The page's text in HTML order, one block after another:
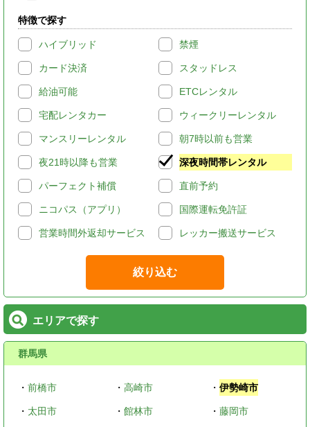
特徴で探す
ハイブリッド 禁煙
カード決済 スタッドレス
給油可能 ETCレンタル
宅配レンタカー ウィークリーレンタル
マンスリーレンタル 朝7時以前も営業
夜21時以降も営業 深夜時間帯レンタル
パーフェクト補償 直前予約
ニコパス（アプリ） 国際運転免許証
営業時間外返却サービス レッカー搬送サービス
絞り込む
エリアで探す
群馬県
・ 前橋市 ・ 高崎市 ・伊勢崎市
・ 太田市 ・ 館林市 ・藤岡市